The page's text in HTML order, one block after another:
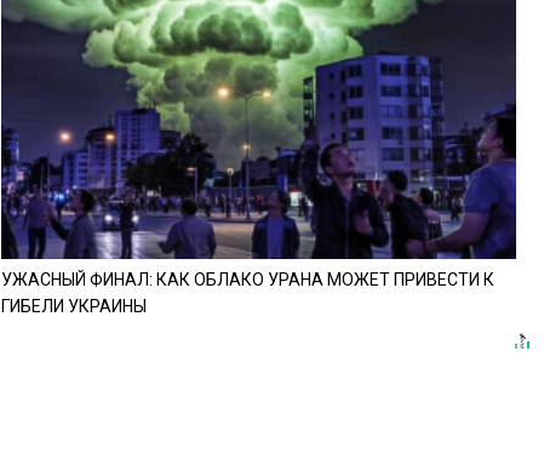
УЖАСНЫЙ ФИНАЛ: КАК ОБЛАКО УРАНА МОЖЕТ ПРИВЕСТИ К
ГИБЕЛИ УКРАИНЫ